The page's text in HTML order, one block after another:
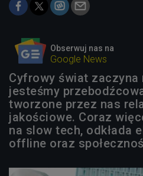
Obserwuj nas na
Google News
Cyfrowy świat zaczyna
jesteśmy
tworzone przez nas
jakościowe. Coraz
na slow tech, odkłada
offline oraz